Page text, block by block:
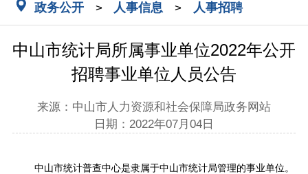
政务公开 > 人事信息 > 人事招聘
中山市统计局所属事业单位2022年公开
招聘事业单位人员公告
来源：中山市人力资源和社会保障局政务网站
日期：2022年07月04日
中山市统计普查中心是隶属于中山市统计局管理的事业单位。